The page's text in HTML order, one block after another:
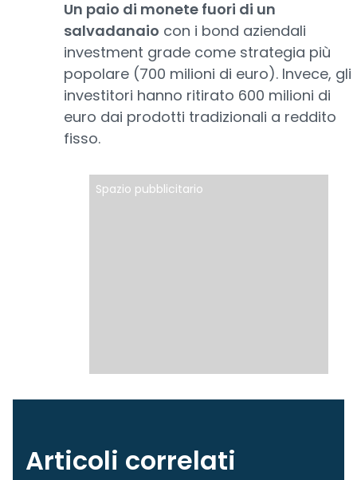
Un paio di monete fuori di un
salvadanaio con i bond aziendali
investment grade come strategia più
popolare (700 milioni di euro). Invece, gli
investitori hanno ritirato 600 milioni di
euro dai prodotti tradizionali a reddito
fisso.
Spazio pubblicitario
Articoli correlati